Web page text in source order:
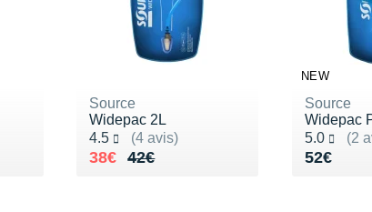
Source
Widepac 2L
4.5
(4 avis)
Noté 4.5 sur 5
42€
Au lieu de 42€
38€
Vendu 38€
NEW
Source
Widepac
5.0
(2
Noté 5.0
52€
Vendu